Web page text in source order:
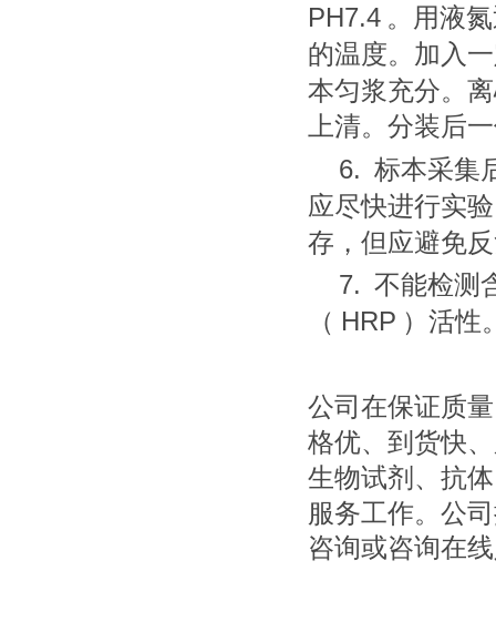
PH7.4 。用液
的温度。加入
本匀浆充分。
上清。分装后
6. 标本采集
应尽快进行实
存，但应避免
7. 不能检测
（ HRP ）活性
公司在保证质量
格优、到货快
生物试剂、抗
服务工作。公
咨询或咨询在